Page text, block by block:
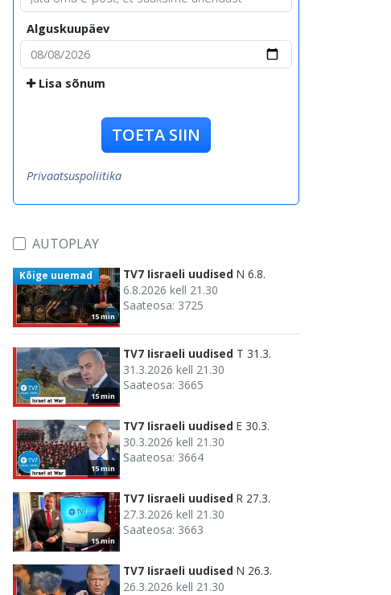
Alguskuupäev
Lisa sõnum
TOETA SIIN
Privaatsuspoliitika
AUTOPLAY
15 min
Kõige uuemad TV7 Iisraeli uudised N 6.8.
6.8.2026 kell 21.30
Saateosa: 3725
15 min
TV7 Iisraeli uudised T 31.3.
31.3.2026 kell 21.30
Saateosa: 3665
15 min
TV7 Iisraeli uudised E 30.3.
30.3.2026 kell 21.30
Saateosa: 3664
15 min
TV7 Iisraeli uudised R 27.3.
27.3.2026 kell 21.30
Saateosa: 3663
TV7 Iisraeli uudised N 26.3.
26.3.2026 kell 21.30